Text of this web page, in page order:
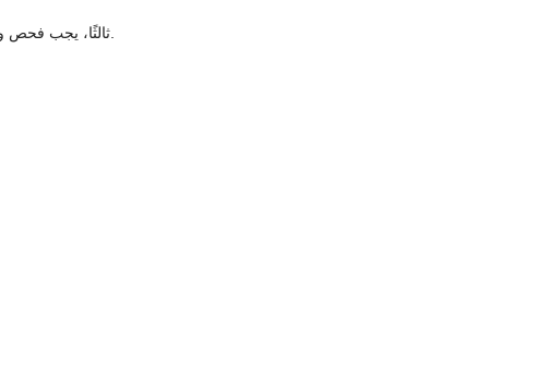
ثالثًا، يجب فحص وتشكيل أنابيب الفولاذ المقاوم للصدأ غير الملحومة خارج الشبكة. لذلك، أثبتت تفوقها في مواد الضغط العالي والقوة العالية والهيكل الميكانيكي.